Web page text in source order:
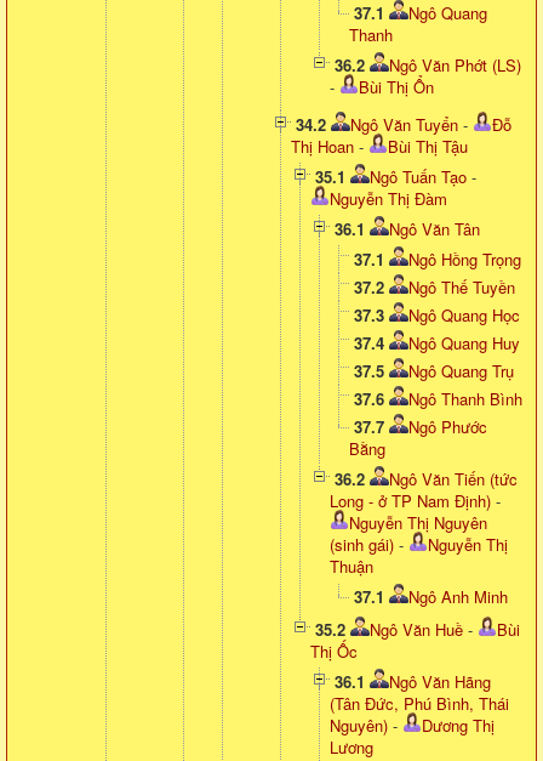
37.1
Ngô Quang
Thanh
36.2
Ngô Văn Phớt (LS)
-
Bùi Thị Ổn
34.2
Ngô Văn Tuyển -
Đỗ
Thị Hoan -
Bùi Thị Tậu
35.1
Ngô Tuấn Tạo -
Nguyễn Thị Đàm
36.1
Ngô Văn Tân
37.1
Ngô Hồng Trọng
37.2
Ngô Thế Tuyền
37.3
Ngô Quang Học
37.4
Ngô Quang Huy
37.5
Ngô Quang Trụ
37.6
Ngô Thanh Bình
37.7
Ngô Phước
Bằng
36.2
Ngô Văn Tiến (tức
Long - ở TP Nam Định) -
Nguyễn Thị Nguyên
(sinh gái) -
Nguyễn Thị
Thuận
37.1
Ngô Anh Minh
35.2
Ngô Văn Huề -
Bùi
Thị Ốc
36.1
Ngô Văn Hãng
(Tân Đức, Phú Bình, Thái
Nguyên) -
Dương Thị
Lương